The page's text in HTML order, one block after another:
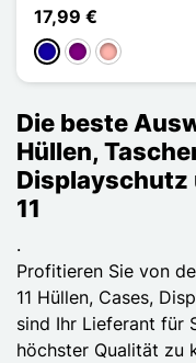
17,99 €
Dunkelblau
ViolettRoségold
Die beste
Hüllen,
Displayschutz
11
.
Profitieren Sie von
11 Hüllen, Cases,
sind Ihr Lieferant für
höchster Qualität zu